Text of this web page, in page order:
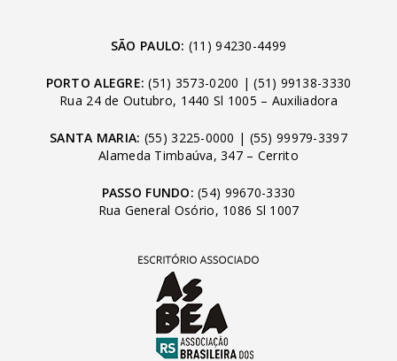
SÃO PAULO: (11) 94230-4499
PORTO ALEGRE: (51) 3573-0200 |(51) 99138-3330
Rua 24 de Outubro, 1440 Sl 1005 – Auxiliadora
SANTA MARIA: (55) 3225-0000 | (55) 99979-3397
Alameda Timbaúva, 347 – Cerrito
PASSO FUNDO: (54) 99670-3330
Rua General Osório, 1086 Sl 1007